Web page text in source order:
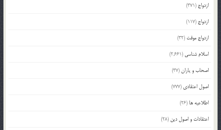
ازدواج (371)
ازدواج (117)
ازدواج موقت (32)
اسلام شناسی (2,661)
اصحاب و یاران(37)
اصول اعتقادی (777)
اطلاعیه ها (26)
اعتقادات و اصول دین (28)